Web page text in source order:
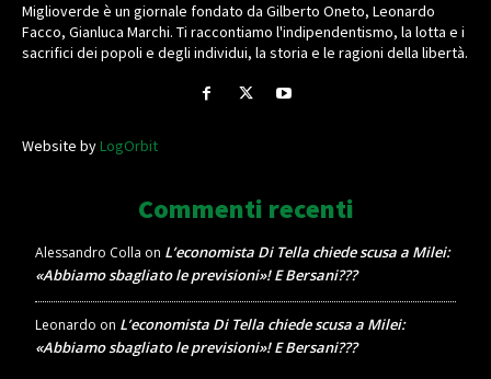
Miglioverde è un giornale fondato da Gilberto Oneto, Leonardo
Facco, Gianluca Marchi. Ti raccontiamo l'indipendentismo, la lotta e i
sacrifici dei popoli e degli individui, la storia e le ragioni della libertà.
Website byLogOrbit
Commenti recenti
Alessandro Colla on L’economista Di Tella chiede scusa a Milei:
«Abbiamo sbagliato le previsioni»! E Bersani???
Leonardo on L’economista Di Tella chiede scusa a Milei:
«Abbiamo sbagliato le previsioni»! E Bersani???